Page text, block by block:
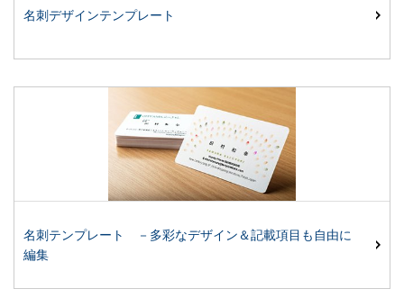
名刺デザインテンプレート
名刺テンプレート －多彩なデザイン＆記載項目も自由に
編集